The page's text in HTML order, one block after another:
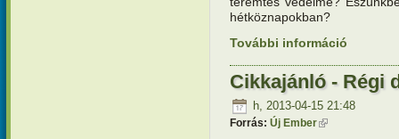
hétköznapokban?
További információ
Cikkajánló - Régi
h, 2013-04-15 21:48
Forrás: Új Ember(külső